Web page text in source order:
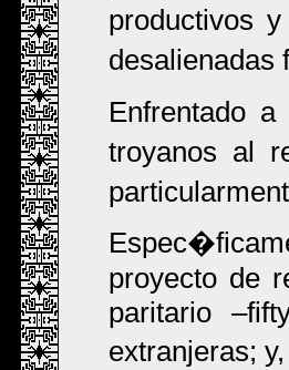
productivos
desalienadas
Enfrentado
troyanos al
proyecto de
paritario
extranjeras;